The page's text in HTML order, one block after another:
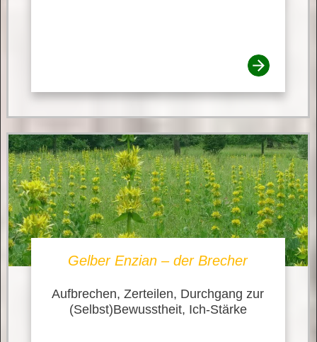
Gelber Enzian – der Brecher
Aufbrechen, Zerteilen, Durchgang zur
(Selbst)Bewusstheit, Ich-Stärke